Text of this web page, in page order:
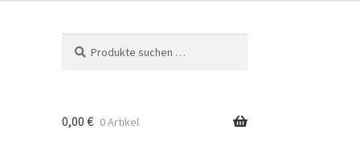
nach:
0,00 € 0 Artikel